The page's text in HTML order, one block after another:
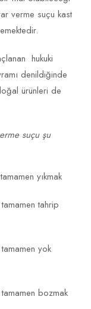
verme suçu kast
hukuki
denildiğinde
ürünleri de
suçu şu
yıkmak
tamamen tahrip
tamamen yok
tamamen bozmak